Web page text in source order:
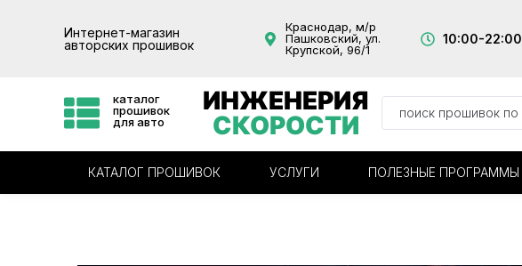
Интернет-магазин
авторских прошивок
Краснодар, м/р
Пашковский, ул.
Крупской, 96/1
10:00-22:00
каталог
прошивок
для авто
ИНЖЕНЕРИЯ
СКОРОСТИ
КАТАЛОГ ПРОШИВОК УСЛУГИ ПОЛЕЗНЫЕ ПРОГРАММЫ